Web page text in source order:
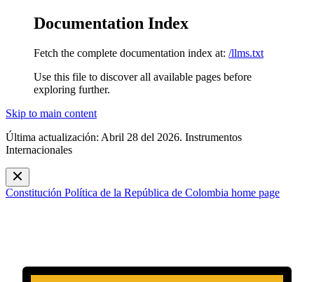
Documentation Index
Fetch the complete documentation index at: /llms.txt
Use this file to discover all available pages before
exploring further.
Skip to main content
Última actualización: Abril 28 del 2026. Instrumentos
Internacionales
Constitución Política de la República de Colombia home page